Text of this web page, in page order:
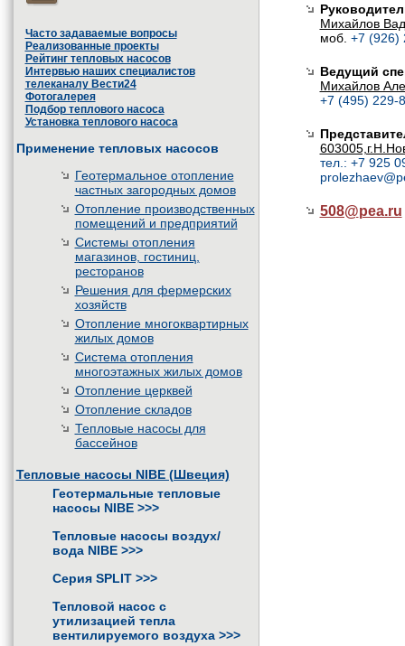
Часто задаваемые вопросы
Реализованные проекты
Рейтинг тепловых насосов
Интервью наших специалистов
телеканалу Вести24
Фотогалерея
Подбор теплового насоса
Установка теплового насоса
Применение тепловых насосов
Геотермальное отопление
частных загородных домов
Отопление производственных
помещений и предприятий
Системы отопления
магазинов, гостиниц,
ресторанов
Решения для фермерских
хозяйств
Отопление многоквартирных
жилых домов
Система отопления
многоэтажных жилых домов
Отопление церквей
Отопление складов
Тепловые насосы для
бассейнов
Тепловые насосы NIBE (Швеция)
Геотермальные тепловые
насосы NIBE >>>
Тепловые насосы воздух/
вода NIBE >>>
Серия SPLIT >>>
Тепловой насос с
утилизацией тепла
вентилируемого воздуха >>>
Михайлов
моб. +7 (926)
Ведущий
Михайлов
+7 (495) 229-
тел.: +7 925
508@pea.ru